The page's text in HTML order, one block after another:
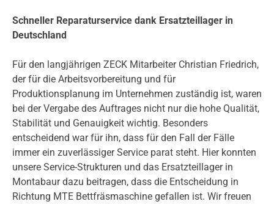
Schneller Reparaturservice dank Ersatzteillager in
Deutschland
Für den langjährigen ZECK Mitarbeiter Christian Friedrich,
der für die Arbeitsvorbereitung und für
Produktionsplanung im Unternehmen zuständig ist, waren
bei der Vergabe des Auftrages nicht nur die hohe Qualität,
Stabilität und Genauigkeit wichtig. Besonders
entscheidend war für ihn, dass für den Fall der Fälle
immer ein zuverlässiger Service parat steht. Hier konnten
unsere Service-Strukturen und das Ersatzteillager in
Montabaur dazu beitragen, dass die Entscheidung in
Richtung MTE Bettfräsmaschine gefallen ist. Wir freuen